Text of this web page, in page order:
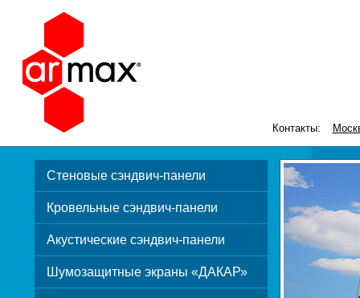
Контакты:
Стеновые сэндвич-панели
Кровельные сэндвич-панели
Акустические сэндвич-панели
Шумозащитные экраны «ДАКАР»